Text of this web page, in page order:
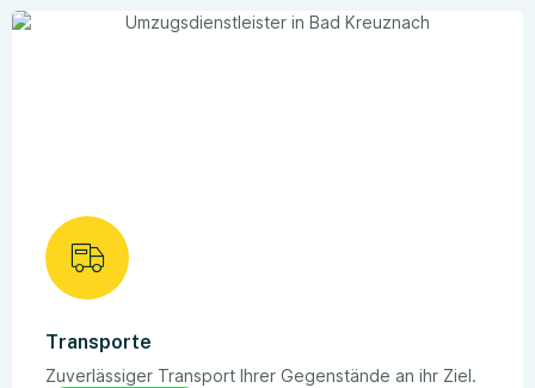
Transporte
Zuverlässiger Transport Ihrer Gegenstände an ihr Ziel.